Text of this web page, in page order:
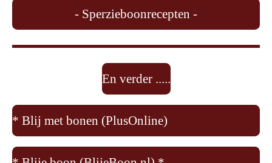
- Sperzieboonrecepten -
En verder .....
* Blij met bonen (PlusOnline)